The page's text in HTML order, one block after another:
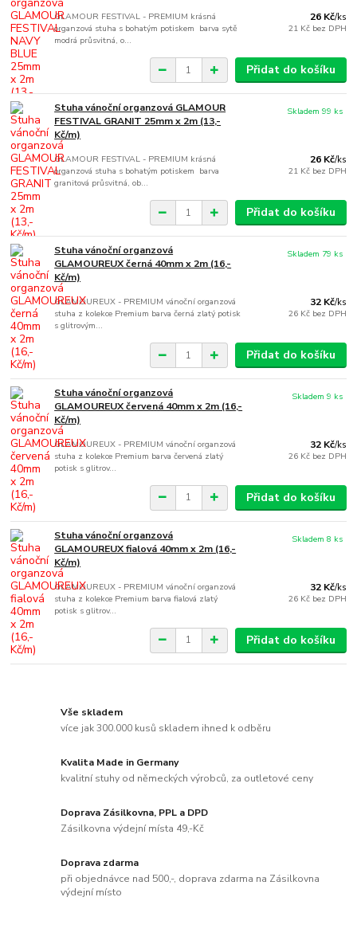
GLAMOUR FESTIVAL - PREMIUM krásná
organzová stuha s bohatým potiskem barva sytě
modrá průsvitná, o...
26 Kč/ks
21 Kč bez DPH
Přidat do košíku
Stuha vánoční organzová GLAMOUR
FESTIVAL GRANIT 25mm x 2m (13,-
Kč/m)
GLAMOUR FESTIVAL - PREMIUM krásná
organzová stuha s bohatým potiskem barva
granitová průsvitná, ob...
26 Kč/ks
21 Kč bez DPH
Skladem 99 ks
Přidat do košíku
Stuha vánoční organzová
GLAMOUREUX černá 40mm x 2m (16,-
Kč/m)
GLAMOUREUX - PREMIUM vánoční organzová
stuha z kolekce Premium barva černá zlatý potisk
s glitrovým...
32 Kč/ks
26 Kč bez DPH
Skladem 79 ks
Přidat do košíku
Stuha vánoční organzová
GLAMOUREUX červená 40mm x 2m (16,-
Kč/m)
GLAMOUREUX - PREMIUM vánoční organzová
stuha z kolekce Premium barva červená zlatý
potisk s glitrov...
32 Kč/ks
26 Kč bez DPH
Skladem 9 ks
Přidat do košíku
Stuha vánoční organzová
GLAMOUREUX fialová 40mm x 2m (16,-
Kč/m)
GLAMOUREUX - PREMIUM vánoční organzová
stuha z kolekce Premium barva fialová zlatý
potisk s glitrov...
32 Kč/ks
26 Kč bez DPH
Skladem 8 ks
Přidat do košíku
Vše skladem
více jak 300.000 kusů skladem ihned k odběru
Kvalita Made in Germany
kvalitní stuhy od německých výrobců, za outletové ceny
Doprava Zásilkovna, PPL a DPD
Zásilkovna výdejní místa 49,-Kč
Doprava zdarma
při objednávce nad 500,-, doprava zdarma na Zásilkovna
výdejní místo